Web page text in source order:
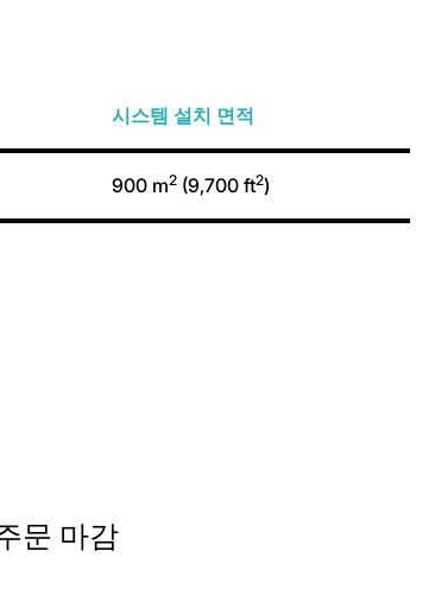
시스템 설치 면적
900 m2 (9,700 ft2)
문 마감